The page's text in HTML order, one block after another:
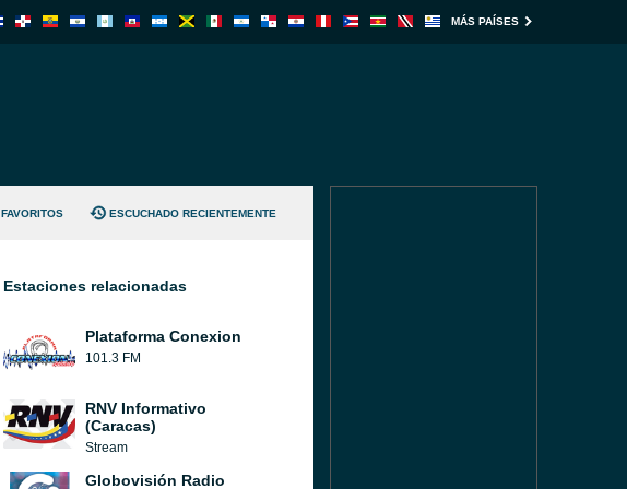
MÁS PAÍSES
FAVORITOS ESCUCHADO RECIENTEMENTE
Estaciones relacionadas
Plataforma Conexion
101.3 FM
RNV Informativo
(Caracas)
Stream
Globovisión Radio